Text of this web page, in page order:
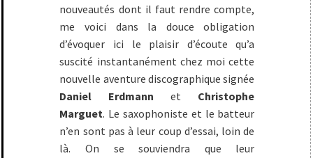
nouveautés dont il faut rendre compte,
me voici dans la douce obligation
d’évoquer ici le plaisir d’écoute qu’a
suscité instantanément chez moi cette
nouvelle aventure discographique signée
Daniel Erdmann et Christophe
Marguet. Le saxophoniste et le batteur
n’en sont pas à leur coup d’essai, loin de
là. On se souviendra que leur